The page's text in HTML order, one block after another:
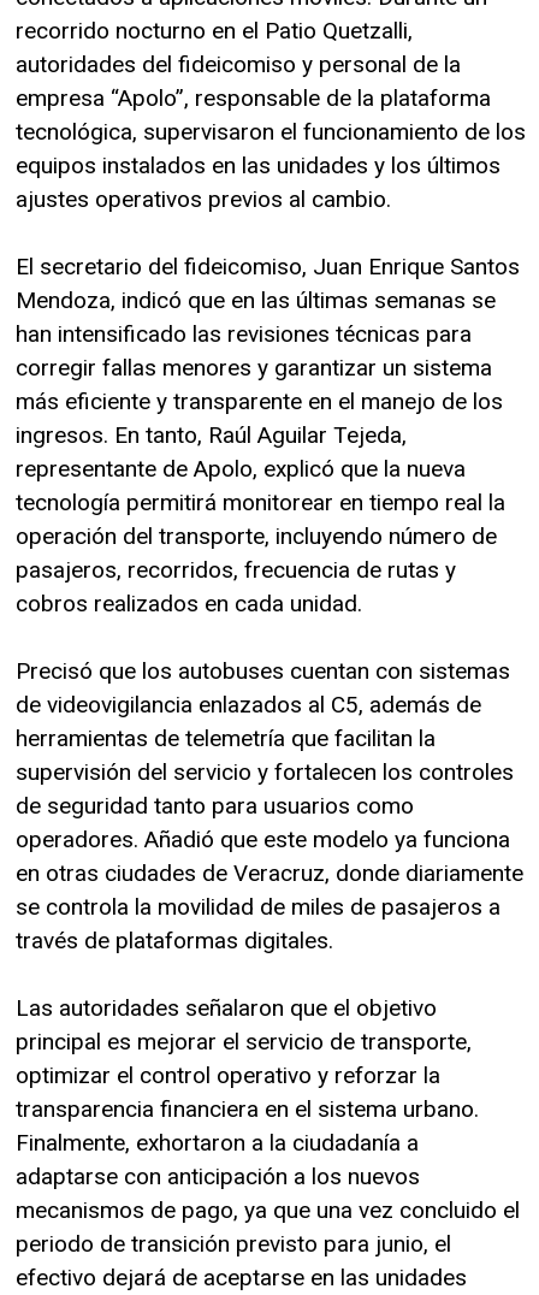
recorrido nocturno en el Patio Quetzalli,
autoridades del fideicomiso y personal de la
empresa “Apolo”, responsable de la plataforma
tecnológica, supervisaron el funcionamiento de los
equipos instalados en las unidades y los últimos
ajustes operativos previos al cambio.
El secretario del fideicomiso, Juan Enrique Santos
Mendoza, indicó que en las últimas semanas se
han intensificado las revisiones técnicas para
corregir fallas menores y garantizar un sistema
más eficiente y transparente en el manejo de los
ingresos. En tanto, Raúl Aguilar Tejeda,
representante de Apolo, explicó que la nueva
tecnología permitirá monitorear en tiempo real la
operación del transporte, incluyendo número de
pasajeros, recorridos, frecuencia de rutas y
cobros realizados en cada unidad.
Precisó que los autobuses cuentan con sistemas
de videovigilancia enlazados al C5, además de
herramientas de telemetría que facilitan la
supervisión del servicio y fortalecen los controles
de seguridad tanto para usuarios como
operadores. Añadió que este modelo ya funciona
en otras ciudades de Veracruz, donde diariamente
se controla la movilidad de miles de pasajeros a
través de plataformas digitales.
Las autoridades señalaron que el objetivo
principal es mejorar el servicio de transporte,
optimizar el control operativo y reforzar la
transparencia financiera en el sistema urbano.
Finalmente, exhortaron a la ciudadanía a
adaptarse con anticipación a los nuevos
mecanismos de pago, ya que una vez concluido el
periodo de transición previsto para junio, el
efectivo dejará de aceptarse en las unidades